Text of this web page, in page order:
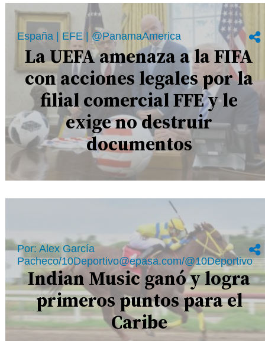
España | EFE | @PanamaAmerica
La UEFA amenaza a la FIFA
con acciones legales por la
filial comercial FFE y le
exige no destruir
documentos
Por: Alex García
Pacheco/10Deportivo@epasa.com/@10Deportivo
Indian Music ganó y logra
primeros puntos para el
Caribe